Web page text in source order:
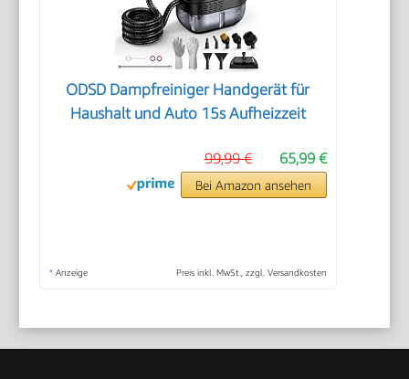
ODSD Dampfreiniger Handgerät für
Haushalt und Auto 15s Aufheizzeit
65,99 €
99,99 €
Bei Amazon ansehen
* Anzeige Preis inkl. MwSt., zzgl. Versandkosten